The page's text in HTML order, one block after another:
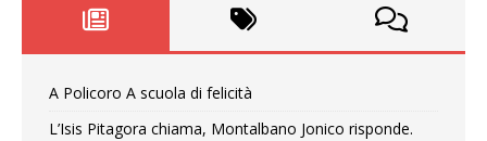
A Policoro A scuola di felicità
L’Isis Pitagora chiama, Montalbano Jonico risponde.